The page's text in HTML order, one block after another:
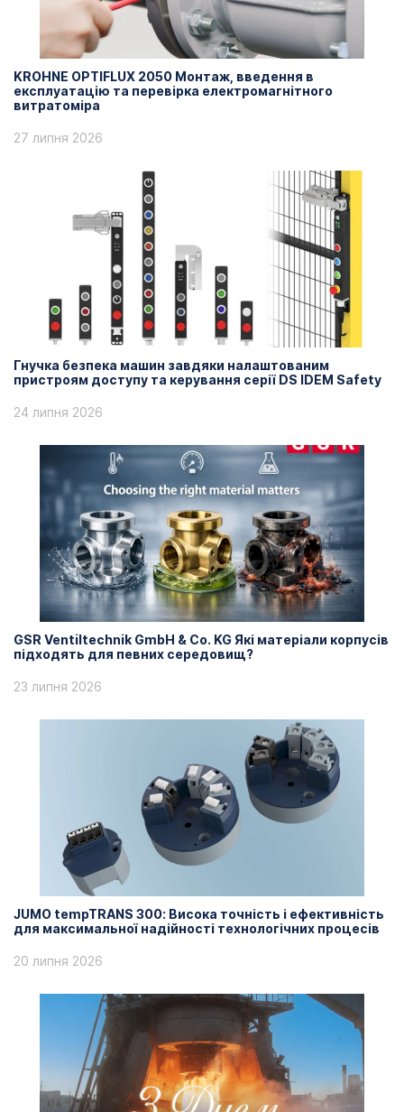
KROHNE OPTIFLUX 2050 Монтаж, введення в
експлуатацію та перевірка електромагнітного
витратоміра
27 липня 2026
Гнучка безпека машин завдяки налаштованим
пристроям доступу та керування серії DS IDEM Safety
24 липня 2026
GSR Ventiltechnik GmbH & Co. KG Які матеріали корпусів
підходять для певних середовищ?
23 липня 2026
JUMO tempTRANS 300: Висока точність і ефективність
для максимальної надійності технологічних процесів
20 липня 2026